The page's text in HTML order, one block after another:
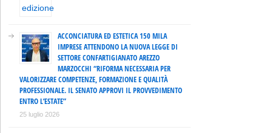
ACCONCIATURA ED ESTETICA 150 MILA
IMPRESE ATTENDONO LA NUOVA LEGGE DI
SETTORE CONFARTIGIANATO AREZZO
MARZOCCHI “RIFORMA NECESSARIA PER
VALORIZZARE COMPETENZE, FORMAZIONE E QUALITÀ
PROFESSIONALE. IL SENATO APPROVI IL PROVVEDIMENTO
ENTRO L’ESTATE”
25 luglio 2026